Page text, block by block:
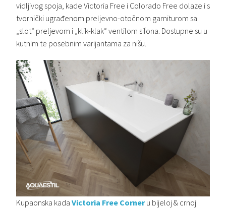
vidljivog spoja, kade Victoria Free i Colorado Free dolaze i s
tvornički ugrađenom preljevno-otočnom garniturom sa
„slot“ preljevom i „klik-klak“ ventilom sifona. Dostupne su u
kutnim te posebnim varijantama za nišu.
Kupaonska kada Victoria Free Corneru bijeloj & crnoj